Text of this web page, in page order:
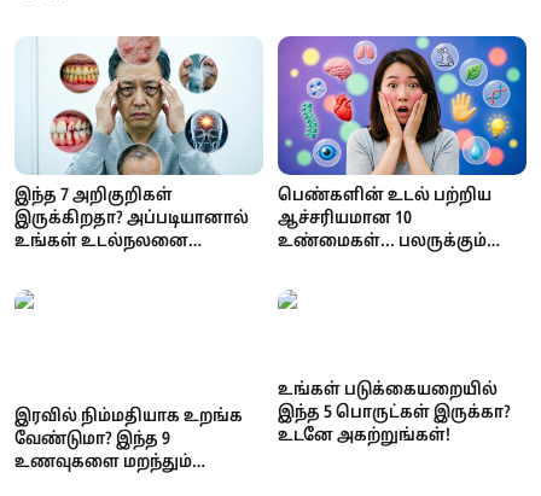
பாதிப்புகள்
இந்த 7 அறிகுறிகள்
இருக்கிறதா? அப்படியானால்
உங்கள் உடல்நலனை
பெண்களின் உடல் பற்றிய
ஆச்சரியமான 10
உண்மைகள்... பலருக்கும்
தகவல்கள்!
இரவில் நிம்மதியாக உறங்க
வேண்டுமா? இந்த 9
உணவுகளை மறந்தும்
உங்கள் படுக்கையறையில்
இந்த 5 பொருட்கள் இருக்கா?
உடனே அகற்றுங்கள்!